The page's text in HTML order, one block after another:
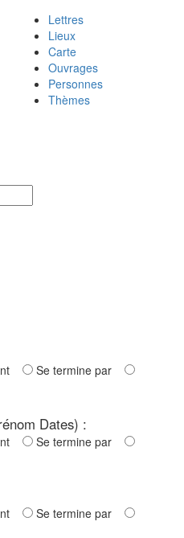
Lettres
Lieux
Carte
Ouvrages
Personnes
Thèmes
Se termine par
Dates) :
Se termine par
Se termine par